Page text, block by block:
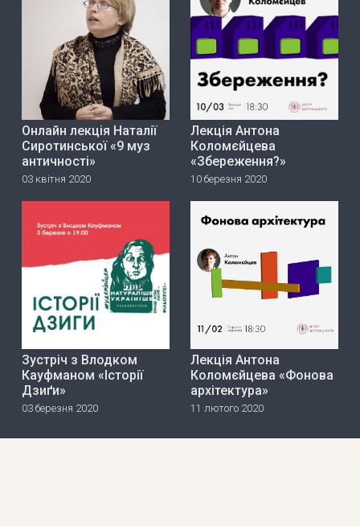
Онлайн лекція Наталії
Сиротинської «9 муз
античності»
03 квітня 2020
Лекція Антона
Коломєйцева
«Збереження?»
10 березня 2020
Зустріч з Влодком
Кауфманом «Історії
Дзиґи»
03 березня 2020
Лекція Антона
Коломєйцева «Фонова
архітектура»
11 лютого 2020